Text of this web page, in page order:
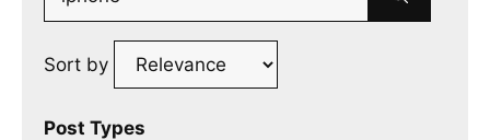
for:
Sort by
Post Types